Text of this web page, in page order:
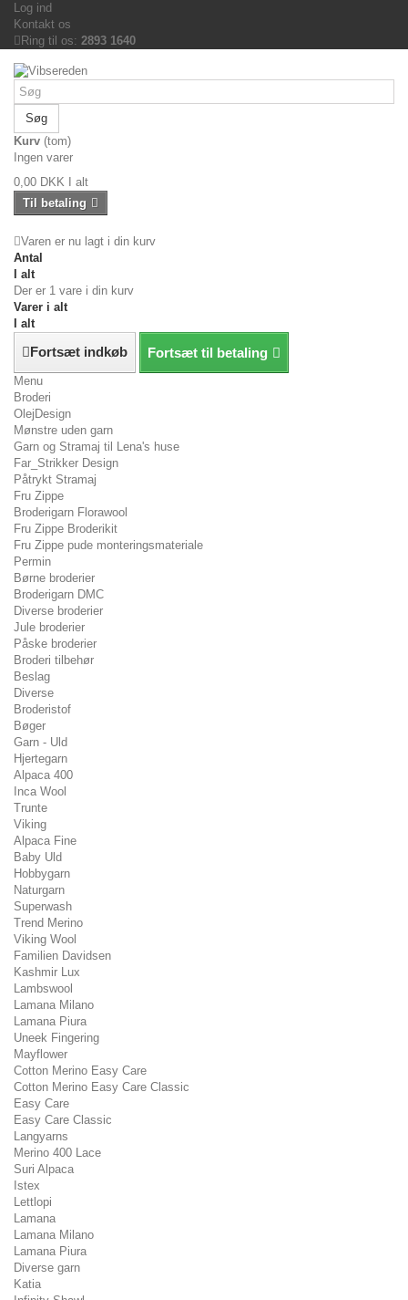
Log ind
Kontakt os
Ring til os: 2893 1640
Søg
Kurv (tom)
Ingen varer
0,00 DKK
I alt
Til betaling
Varen er nu lagt i din kurv
Antal
I alt
Der er 1 vare i din kurv
Varer i alt
I alt
Fortsæt indkøb Fortsæt til betaling
Menu
Broderi
OlejDesign
Mønstre uden garn
Garn og Stramaj til Lena's huse
Far_Strikker Design
Påtrykt Stramaj
Fru Zippe
Broderigarn Florawool
Fru Zippe Broderikit
Fru Zippe pude monteringsmateriale
Permin
Børne broderier
Broderigarn DMC
Diverse broderier
Jule broderier
Påske broderier
Broderi tilbehør
Beslag
Diverse
Broderistof
Bøger
Garn - Uld
Hjertegarn
Alpaca 400
Inca Wool
Trunte
Viking
Alpaca Fine
Baby Uld
Hobbygarn
Naturgarn
Superwash
Trend Merino
Viking Wool
Familien Davidsen
Kashmir Lux
Lambswool
Lamana Milano
Lamana Piura
Uneek Fingering
Mayflower
Cotton Merino Easy Care
Cotton Merino Easy Care Classic
Easy Care
Easy Care Classic
Langyarns
Merino 400 Lace
Suri Alpaca
Istex
Lettlopi
Lamana
Lamana Milano
Lamana Piura
Diverse garn
Katia